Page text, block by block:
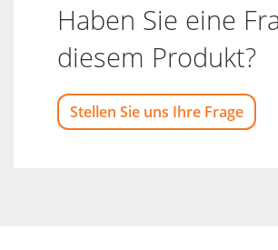
Haben Sie eine
diesem Produkt?
Stellen Sie uns Ihre Frage